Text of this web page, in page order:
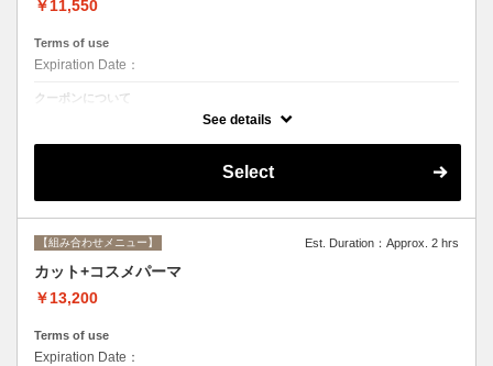
￥11,550
Terms of use
Expiration Date：
クーポンについて
カットと根元２cmまでのカラー。シャンプー、ブロー込み
See details
Select
【組み合わせメニュー】 Est. Duration：Approx. 2 hrs
カット+コスメパーマ
￥13,200
Terms of use
Expiration Date：